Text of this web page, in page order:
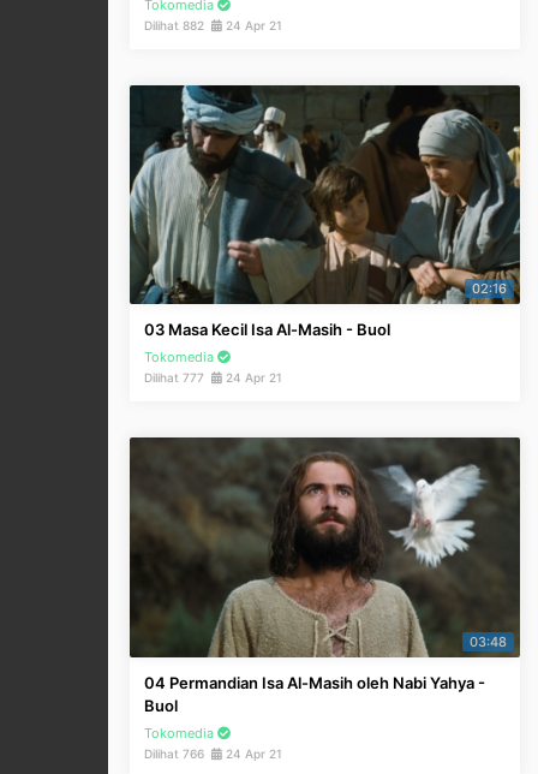
Tokomedia
Dilihat 882 24 Apr 21
02:16
03 Masa Kecil Isa Al-Masih - Buol
Tokomedia
Dilihat 777 24 Apr 21
03:48
04 Permandian Isa Al-Masih oleh Nabi Yahya -
Buol
Tokomedia
Dilihat 766 24 Apr 21